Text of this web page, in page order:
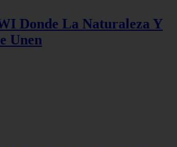
Donde La Naturaleza Y
Unen